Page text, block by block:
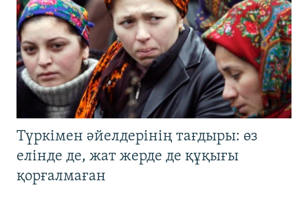
Түркімен әйелдерінің тағдыры: өз
елінде де, жат жерде де құқығы
қорғалмаған